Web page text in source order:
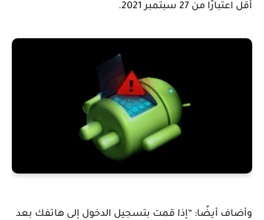
أقل اعتبارًا من 27 سبتمبر 2021.
وأضاف أيضًا: “إذا قمت بتسجيل الدخول إلى هاتفك بعد